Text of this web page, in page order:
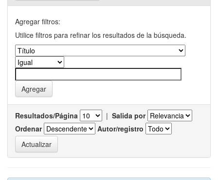
Agregar filtros:
Utilice filtros para refinar los resultados de la búsqueda.
Resultados/Página | Salida por
Ordenar
Autor/registro